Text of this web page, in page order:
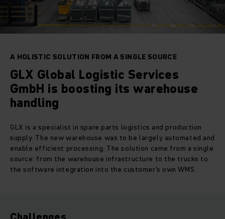
A HOLISTIC SOLUTION FROM A SINGLE SOURCE
GLX Global Logistic Services
GmbH is boosting its warehouse
handling
GLX is a specialist in spare parts logistics and production
supply. The new warehouse was to be largely automated and
enable efficient processing. The solution came from a single
source: from the warehouse infrastructure to the trucks to
the software integration into the customer's own WMS.